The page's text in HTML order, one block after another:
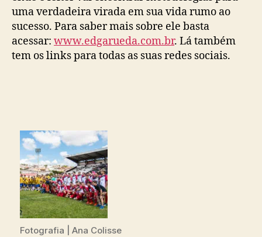
uma verdadeira virada em sua vida rumo ao
sucesso. Para saber mais sobre ele basta
acessar: www.edgarueda.com.br. Lá também
tem os links para todas as suas redes sociais.
Fotografia | Ana Colisse